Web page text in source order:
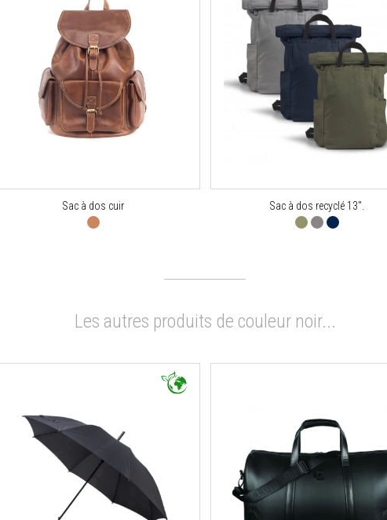
Sac à dos cuir Sac à dos recyclé 13".
Les autres produits de couleur noir...